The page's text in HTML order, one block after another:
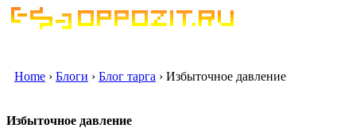
Home › Блоги › Блог тарга › Избыточное давление
Избыточное давление